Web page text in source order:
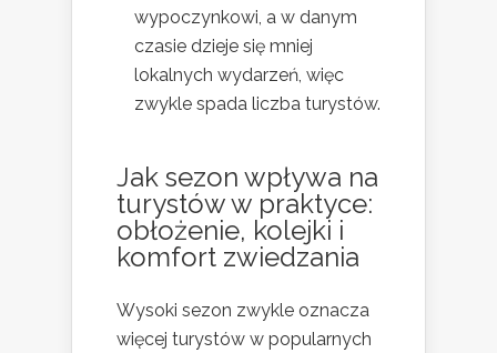
wypoczynkowi, a w danym
czasie dzieje się mniej
lokalnych wydarzeń, więc
zwykle spada liczba turystów.
Jak sezon wpływa na
turystów w praktyce:
obłożenie, kolejki i
komfort zwiedzania
Wysoki sezon zwykle oznacza
więcej turystów w popularnych